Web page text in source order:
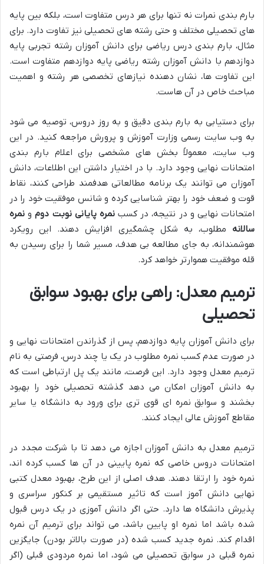
بارم بندی نمرات نه تنها برای هر درس متفاوت است، بلکه بین پایه
های تحصیلی مختلف و حتی رشته های تحصیلی نیز تفاوت دارد. برای
مثال، بارم بندی درس ریاضی برای دانش آموزان رشته تجربی پایه
دوازدهم با دانش آموزان رشته ریاضی پایه دوازدهم متفاوت است.
این تفاوت ها، نشان دهنده نیازهای تخصصی هر رشته و اهمیت
مباحث خاص در آن هاست.
برای دستیابی به بارم بندی دقیق و به روز دروس، توصیه می شود
به وب سایت رسمی وزارت آموزش و پرورش مراجعه کنید. در این
وب سایت، معمولاً بخش های مشخصی برای اعلام بارم بندی
امتحانات نهایی وجود دارد. با در اختیار داشتن این اطلاعات، دانش
آموزان می توانند یک برنامه مطالعاتی هدفمند طراحی کنند، نقاط
قوت و ضعف خود را بهتر شناسایی کرده و شانس موفقیت خود را در
امتحانات نهایی و در نتیجه، در کسبنمره پایانی نوبت دومو نمره
سالانه مطلوب، به شکل چشمگیری افزایش دهند. این رویکرد
هوشمندانه، به جای مطالعه بی هدف، مسیر شما را برای رسیدن به
قله موفقیت هموارتر خواهد کرد.
ترمیم معدل: راهی برای بهبود سوابق
تحصیلی
برای دانش آموزان پایه دوازدهم، پس از گذراندن امتحانات نهایی و
در صورت عدم کسب نمره مطلوب در یک یا چند درس، فرصتی به نام
ترمیم معدل وجود دارد. این فرصت، مانند یک پل ارتباطی است که
به دانش آموزان امکان می دهد گذشته تحصیلی خود را بهبود
بخشند و سوابق نمره ای قوی تری برای ورود به دانشگاه یا سایر
مقاطع آموزش عالی ایجاد کنند.
ترمیم معدل به دانش آموزان اجازه می دهد تا با شرکت مجدد در
امتحانات دروس خاصی که نمره پایینی در آن ها کسب کرده اند،
نمره خود را ارتقا دهند. هدف اصلی از این طرح، بهبود معدل کتبی
نهایی دانش آموز است که تاثیر مستقیمی بر کنکور سراسری و
پذیرش دانشگاه ها دارد. حتی اگر دانش آموزی در یک درس قبول
شده باشد اما نمره او پایین باشد، می تواند برای ترمیم آن نمره
اقدام کند. نمره جدید کسب شده (در صورت بالاتر بودن) جایگزین
نمره قبلی در سوابق تحصیلی می شود، اما نمره مردودی قبلی (اگر